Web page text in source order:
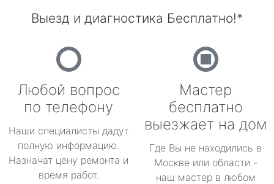
Выезд и диагностика Бесплатно!*
Любой вопрос
по телефону
Наши специалисты дадут
полную информацию.
Назначат цену ремонта и
время работ.
Мастер
бесплатно
выезжает на дом
Где Вы не находились в
Москве или области -
наш мастер в любом